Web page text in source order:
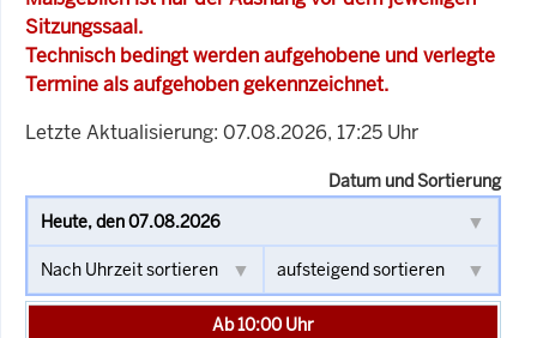
Sitzungssaal.
Technisch bedingt werden aufgehobene und verlegte
Termine als aufgehoben gekennzeichnet.
Letzte Aktualisierung: 07.08.2026, 17:25 Uhr
Datum und Sortierung
Ab 10:00 Uhr